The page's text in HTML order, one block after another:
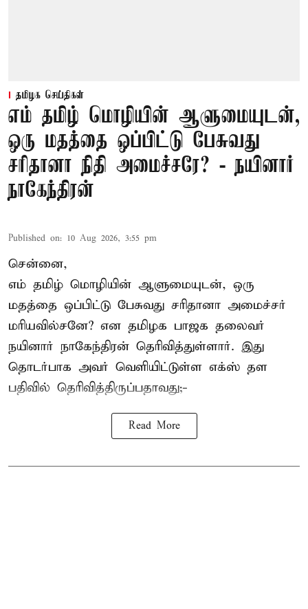
தமிழக செய்திகள்
எம் தமிழ் மொழியின் ஆளுமையுடன்,
ஒரு மதத்தை ஒப்பிட்டு பேசுவது
சரிதானா நிதி அமைச்சரே? - நயினார்
நாகேந்திரன்
Published on: 10 Aug 2026, 3:55 pm
சென்னை,
எம் தமிழ் மொழியின் ஆளுமையுடன், ஒரு
மதத்தை ஒப்பிட்டு பேசுவது சரிதானா அமைச்சர்
மரியவில்சனே? என தமிழக பாஜக தலைவர்
நயினார் நாகேந்திரன் தெரிவித்துள்ளார். இது
தொடர்பாக அவர் வெளியிட்டுள்ள எக்ஸ் தள
பதிவில் தெரிவித்திருப்பதாவது;-
Read More